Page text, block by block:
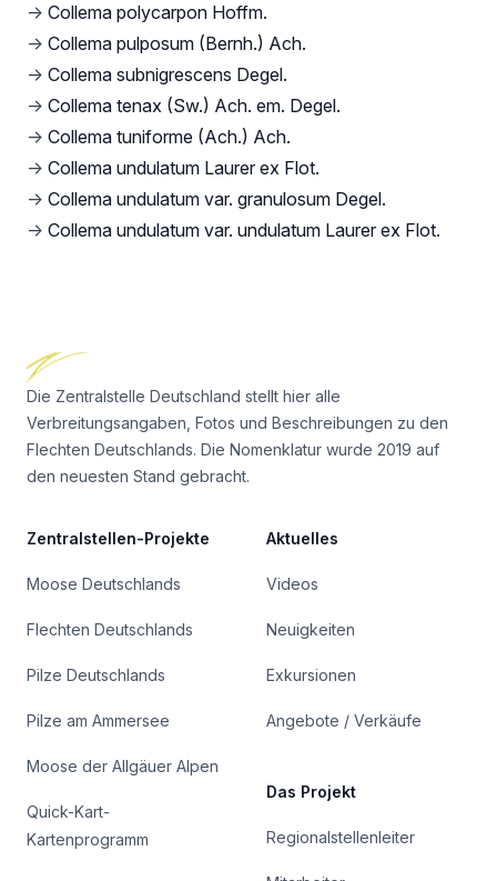
→ Collema polycarpon Hoffm.
→ Collema pulposum (Bernh.) Ach.
→ Collema subnigrescens Degel.
→ Collema tenax (Sw.) Ach. em. Degel.
→ Collema tuniforme (Ach.) Ach.
→ Collema undulatum Laurer ex Flot.
→ Collema undulatum var. granulosum Degel.
→ Collema undulatum var. undulatum Laurer ex Flot.
Die Zentralstelle Deutschland stellt hier alle
Verbreitungsangaben, Fotos und Beschreibungen zu den
Flechten Deutschlands. Die Nomenklatur wurde 2019 auf
den neuesten Stand gebracht.
Zentralstellen-Projekte
Moose Deutschlands
Flechten Deutschlands
Pilze Deutschlands
Pilze am Ammersee
Moose der Allgäuer Alpen
Quick-Kart-
Kartenprogramm
Aktuelles
Videos
Neuigkeiten
Exkursionen
Angebote / Verkäufe
Das Projekt
Regionalstellenleiter